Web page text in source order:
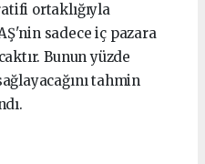
ortaklığıyla
sadece iç pazara
Bunun yüzde
tahmin